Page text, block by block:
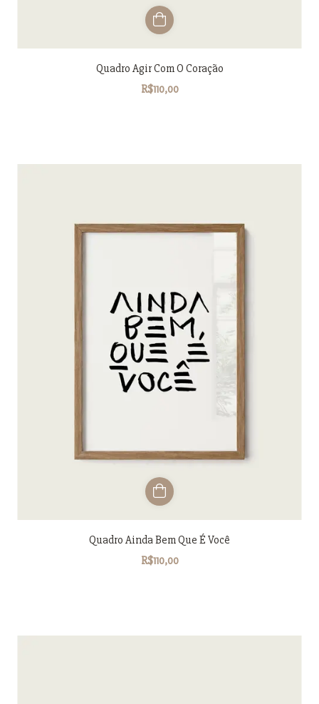
Quadro Agir Com O Coração
R$110,00
Quadro Ainda Bem Que É Você
R$110,00